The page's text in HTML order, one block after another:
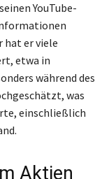
YouTube-
hat er viele
etwa in
während des
was
einschließlich
Aktien